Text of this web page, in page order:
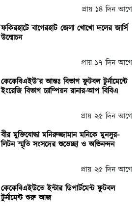
প্রায় ১৪ দিন আগে
ফকিরহাটে বাগেরহাট জেলা খোখো দলের জার্সি
উন্মোচন
প্রায় ১৭ দিন আগে
কেকেবিএইউ’র আন্তঃ বিভাগ ফুটবল টুর্নামেন্টে
ইংরেজি বিভাগ চ্যাম্পিয়ন রানার-আপ বিবিএ
প্রায় ২৫ দিন আগে
বীর মুক্তিযোদ্ধা মনিরুজ্জামান মনিকে মুনসুর-
লিটন স্মৃতি সংসদের শুভেচ্ছা ও অভিনন্দন
প্রায় ২৫ দিন আগে
কেকেবিএইউতে ইন্টার ডিপার্টমেন্ট ফুটবল
টুর্নামেন্ট শুরু আজ